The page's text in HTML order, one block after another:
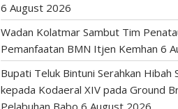
6 August 2026
Wadan Kolatmar Sambut Tim
Pemanfaatan BMN Itjen Kemhan 6
Bupati Teluk Bintuni Serahkan Hibah
kepada Kodaeral XIV pada Ground
Pelabuhan Babo 6 August 2026